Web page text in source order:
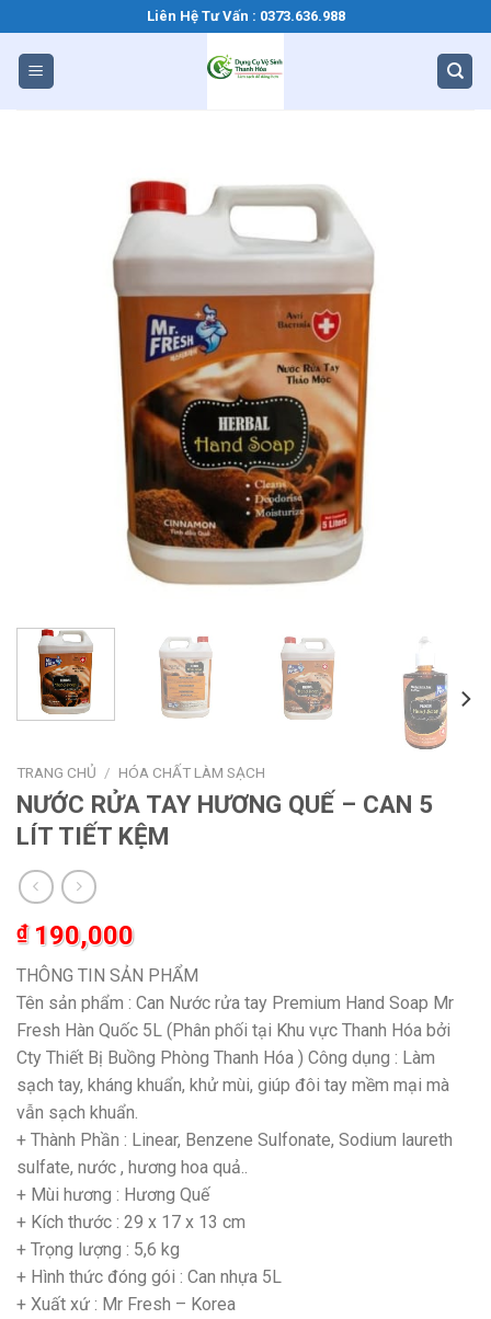
qua
dung
Liên Hệ Tư Vấn : 0373.636.988
TRANG CHỦ / HÓA CHẤT LÀM SẠCH
NƯỚC RỬA TAY HƯƠNG QUẾ – CAN 5
LÍT TIẾT KỆM
₫190,000
THÔNG TIN SẢN PHẨM
Tên sản phẩm : Can Nước rửa tay Premium Hand Soap Mr
Fresh Hàn Quốc 5L (Phân phối tại Khu vực Thanh Hóa bởi
Cty Thiết Bị Buồng Phòng Thanh Hóa ) Công dụng : Làm
sạch tay, kháng khuẩn, khử mùi, giúp đôi tay mềm mại mà
vẫn sạch khuẩn.
+ Thành Phần : Linear, Benzene Sulfonate, Sodium laureth
sulfate, nước , hương hoa quả..
+ Mùi hương : Hương Quế
+ Kích thước : 29 x 17 x 13 cm
+ Trọng lượng : 5,6 kg
+ Hình thức đóng gói : Can nhựa 5L
+ Xuất xứ : Mr Fresh – Korea